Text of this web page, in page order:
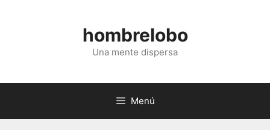
hombrelobo
Una mente dispersa
Menú